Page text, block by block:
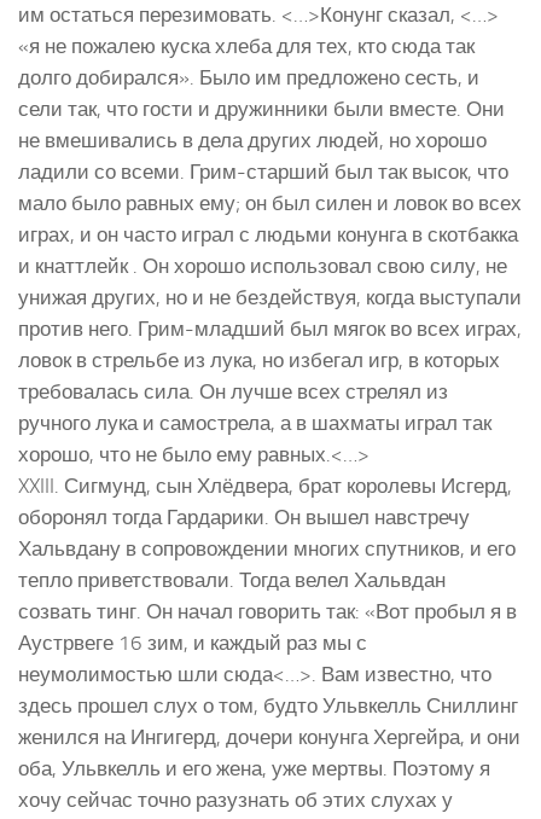
им остаться перезимовать. <…>Конунг сказал, <…>
«я не пожалею куска хлеба для тех, кто сюда так
долго добирался». Было им предложено сесть, и
сели так, что гости и дружинники были вместе. Они
не вмешивались в дела других людей, но хорошо
ладили со всеми. Грим-старший был так высок, что
мало было равных ему; он был силен и ловок во всех
играх, и он часто играл с людьми конунга в скотбакка
и кнаттлейк . Он хорошо использовал свою силу, не
унижая других, но и не бездействуя, когда выступали
против него. Грим-младший был мягок во всех играх,
ловок в стрельбе из лука, но избегал игр, в которых
требовалась сила. Он лучше всех стрелял из
ручного лука и самострела, а в шахматы играл так
хорошо, что не было ему равных.<…>
XXIII. Сигмунд, сын Хлёдвера, брат королевы Исгерд,
оборонял тогда Гардарики. Он вышел навстречу
Хальвдану в сопровождении многих спутников, и его
тепло приветствовали. Тогда велел Хальвдан
созвать тинг. Он начал говорить так: «Вот пробыл я в
Аустрвеге 16 зим, и каждый раз мы с
неумолимостью шли сюда<…>. Вам известно, что
здесь прошел слух о том, будто Ульвкелль Сниллинг
женился на Ингигерд, дочери конунга Хергейра, и они
оба, Ульвкелль и его жена, уже мертвы. Поэтому я
хочу сейчас точно разузнать об этих слухах у